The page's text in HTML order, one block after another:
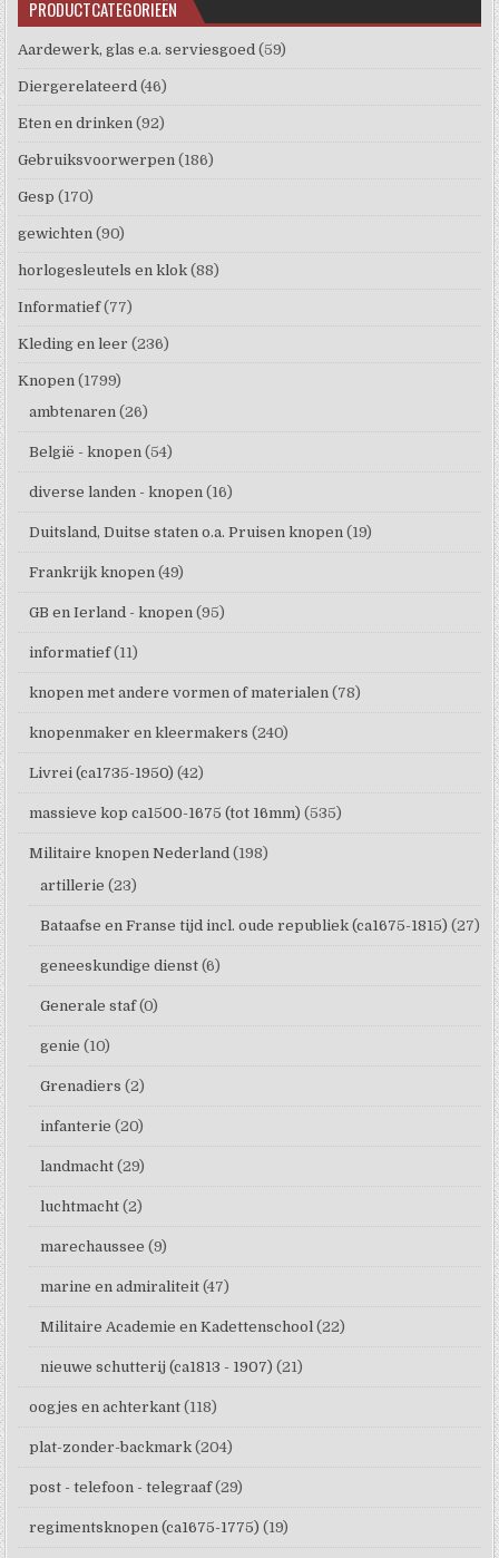
PRODUCTCATEGORIEËN
Aardewerk, glas e.a. serviesgoed (59)
Diergerelateerd (46)
Eten en drinken (92)
Gebruiksvoorwerpen (186)
Gesp (170)
gewichten (90)
horlogesleutels en klok (88)
Informatief (77)
Kleding en leer (236)
Knopen (1799)
ambtenaren (26)
België - knopen (54)
diverse landen - knopen (16)
Duitsland, Duitse staten o.a. Pruisen knopen (19)
Frankrijk knopen (49)
GB en Ierland - knopen (95)
informatief (11)
knopen met andere vormen of materialen (78)
knopenmaker en kleermakers (240)
Livrei (ca1735-1950) (42)
massieve kop ca1500-1675 (tot 16mm) (535)
Militaire knopen Nederland (198)
artillerie (23)
Bataafse en Franse tijd incl. oude republiek (ca1675-1815) (27)
geneeskundige dienst (6)
Generale staf (0)
genie (10)
Grenadiers (2)
infanterie (20)
landmacht (29)
luchtmacht (2)
marechaussee (9)
marine en admiraliteit (47)
Militaire Academie en Kadettenschool (22)
nieuwe schutterij (ca1813 - 1907) (21)
oogjes en achterkant (118)
plat-zonder-backmark (204)
post - telefoon - telegraaf (29)
regimentsknopen (ca1675-1775) (19)